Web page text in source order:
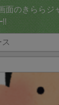
面のきららジ